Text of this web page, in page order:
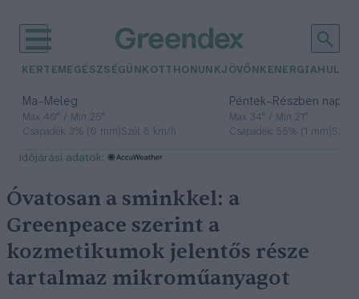
KERTEM EGÉSZSÉGÜNK OTTHONUNKJÖVŐNK ENERGIA
Ma– Meleg
Max 40° / Min 25°
Csapadék: 3% (0 mm)Szél: 6 km/h
Péntek– Részben
Max 34° / Min 21°
Csapadék: 55% (1 mm)Szél:
időjárási adatok:
Óvatosan a sminkkel: a
Greenpeace szerint a
kozmetikumok jelentős része
tartalmaz mikroműanyagot